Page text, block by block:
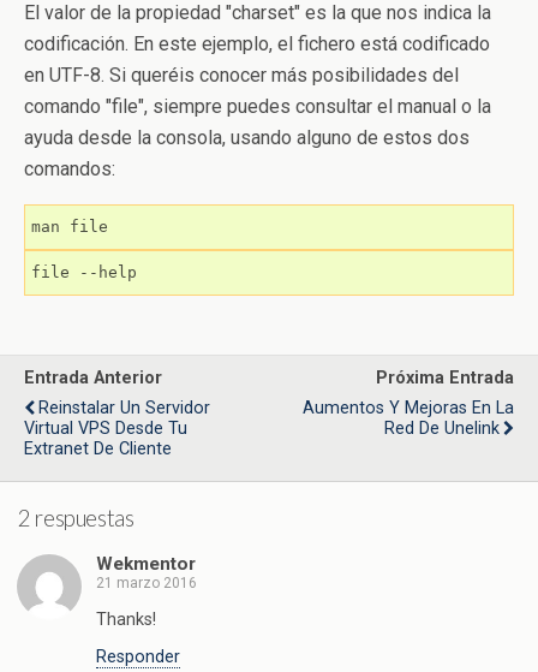
El valor de la propiedad "charset" es la que nos indica la
codificación. En este ejemplo, el fichero está codificado
en UTF-8. Si queréis conocer más posibilidades del
comando "file", siempre puedes consultar el manual o la
ayuda desde la consola, usando alguno de estos dos
comandos:
man file
file --help
Entrada Anterior
Reinstalar Un Servidor
Virtual VPS Desde Tu
Extranet De Cliente
Próxima Entrada
Aumentos Y Mejoras En La
Red De Unelink
2 respuestas
Wekmentor
21 marzo 2016
Thanks!
Responder